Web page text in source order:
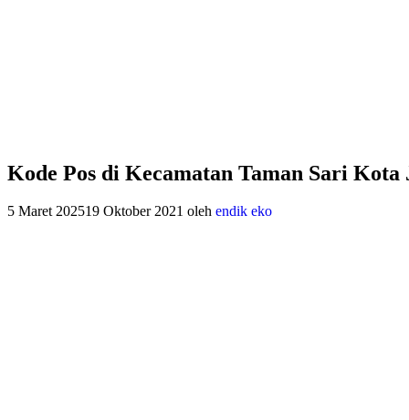
Kode Pos di Kecamatan Taman Sari
5 Maret 202519 Oktober 2021 oleh endik eko